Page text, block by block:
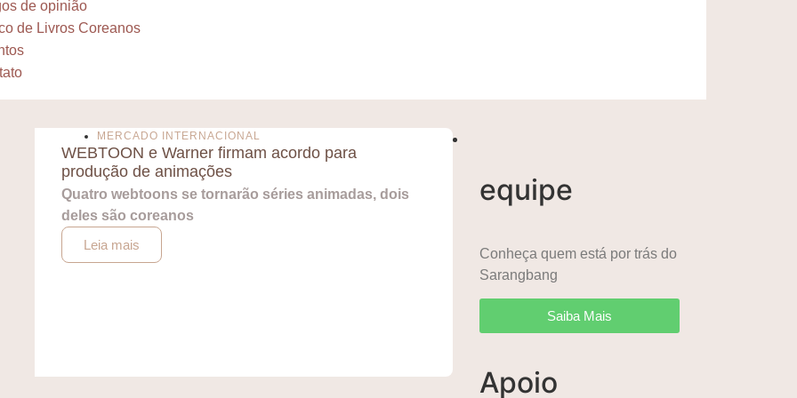
de opinião
de Livros Coreanos
MERCADO INTERNACIONAL
WEBTOON e Warner firmam acordo para
produção de animações
Quatro webtoons se tornarão séries animadas, dois
deles são coreanos
Leia mais
equipe
Conheça quem está por trás do
Sarangbang
Saiba Mais
Apoio